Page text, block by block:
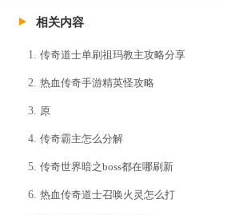
相关内容
传奇道士单刷祖玛教主攻略分享
热血传奇手游精英怪攻略
原
传奇霸主怎么分解
传奇世界暗之boss都在哪刷新
热血传奇道士召唤火灵怎么打